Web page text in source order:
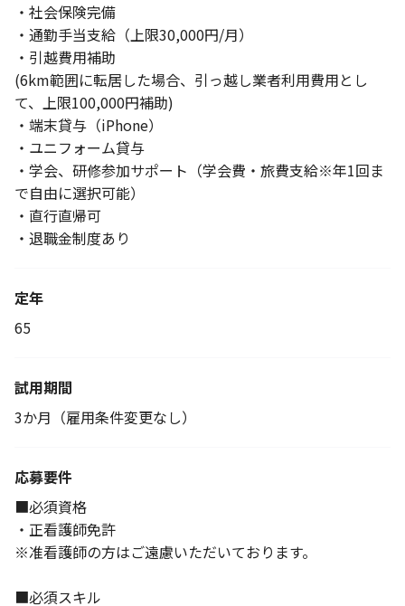
・社会保険完備
・通勤手当支給（上限30,000円/月）
・引越費用補助
(6km範囲に転居した場合、引っ越し業者利用費用とし
て、上限100,000円補助)
・端末貸与（iPhone）
・ユニフォーム貸与
・学会、研修参加サポート（学会費・旅費支給※年1回ま
で自由に選択可能）
・直行直帰可
・退職金制度あり
定年
65
試用期間
3か月（雇用条件変更なし）
応募要件
■必須資格
・正看護師免許
※准看護師の方はご遠慮いただいております。
■必須スキル